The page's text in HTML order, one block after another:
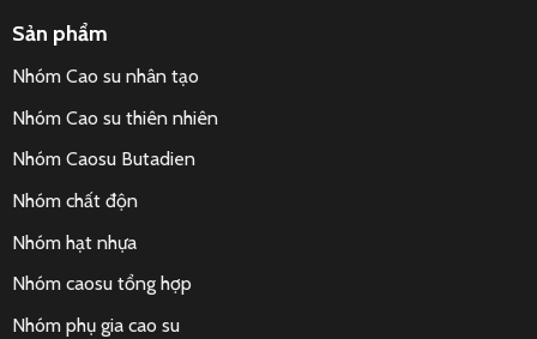
Sản phẩm
Nhóm Cao su nhân tạo
Nhóm Cao su thiên nhiên
Nhóm Caosu Butadien
Nhóm chất độn
Nhóm hạt nhựa
Nhóm caosu tổng hợp
Nhóm phụ gia cao su